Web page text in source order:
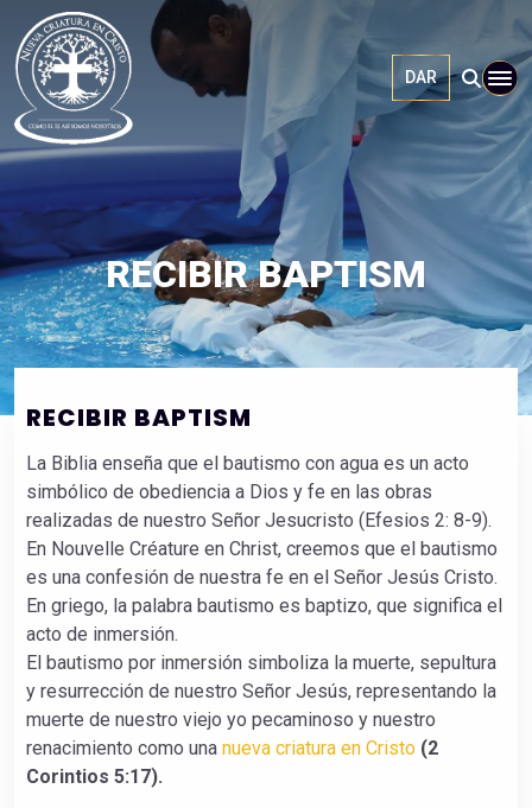
DAR
RECIBIR BAPTISM
RECIBIR BAPTISM
La Biblia enseña que el bautismo con agua es un acto
simbólico de obediencia a Dios y fe en las obras
realizadas de nuestro Señor Jesucristo (Efesios 2: 8-9).
En Nouvelle Créature en Christ, creemos que el bautismo
es una confesión de nuestra fe en el Señor Jesús Cristo.
En griego, la palabra bautismo es baptizo, que significa el
acto de inmersión.
El bautismo por inmersión simboliza la muerte, sepultura
y resurrección de nuestro Señor Jesús, representando la
muerte de nuestro viejo yo pecaminoso y nuestro
renacimiento como una nueva criatura en Cristo (2
Corintios 5:17).